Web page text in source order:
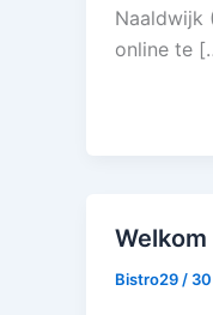
Naaldwijk
online te
Welkom
Bistro29 /